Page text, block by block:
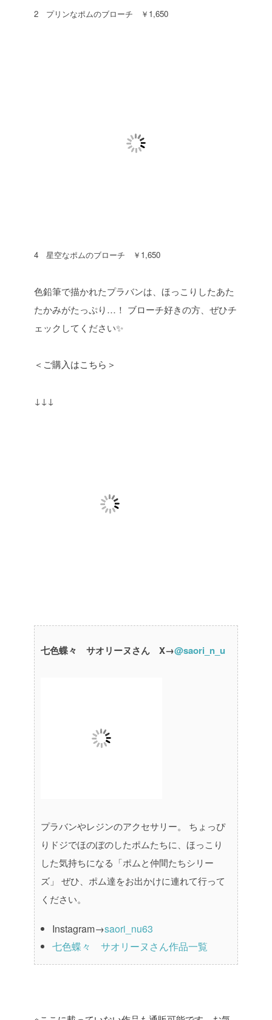
2 プリンなポムのブローチ ￥1,650
4 星空なポムのブローチ ￥1,650
色鉛筆で描かれたプラバンは、ほっこりしたあた
たかみがたっぷり…！ ブローチ好きの方、ぜひチ
ェックしてください✨
＜ご購入はこちら＞
↓↓↓
七色蝶々 サオリーヌさん X→@saori_n_u
プラバンやレジンのアクセサリー。
ちょっぴ
りドジでほのぼのしたポムたちに、ほっこり
した気持ちになる「ポムと仲間たちシリー
ズ」
ぜひ、ポム達をお出かけに連れて行って
ください。
Instagram→saori_nu63
七色蝶々 サオリーヌさん作品一覧